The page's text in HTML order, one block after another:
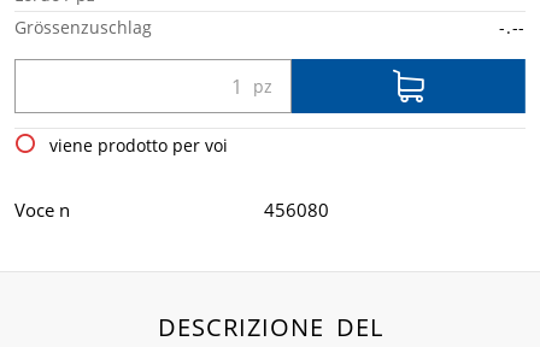
Grössenzuschlag -.--
viene prodotto per voi
Voce n 456080
DESCRIZIONE DEL